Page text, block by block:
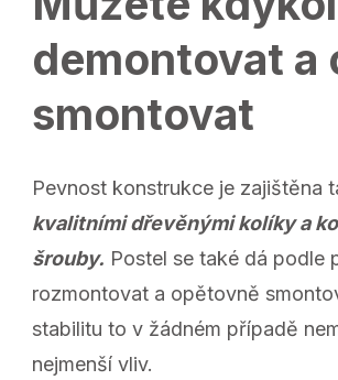
demontovat a
smontovat
Pevnost konstrukce je zajištěna
kvalitními dřevěnými kolíky a
šrouby. Postel se také dá podle
rozmontovat a opětovně
stabilitu to v žádném případě
nejmenší vliv.